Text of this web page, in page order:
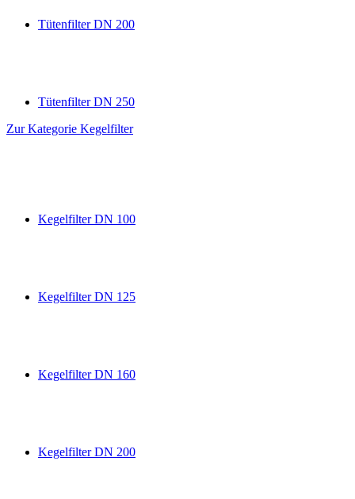
Tütenfilter DN 200
Tütenfilter DN 250
Zur Kategorie Kegelfilter
Kegelfilter DN 100
Kegelfilter DN 125
Kegelfilter DN 160
Kegelfilter DN 200